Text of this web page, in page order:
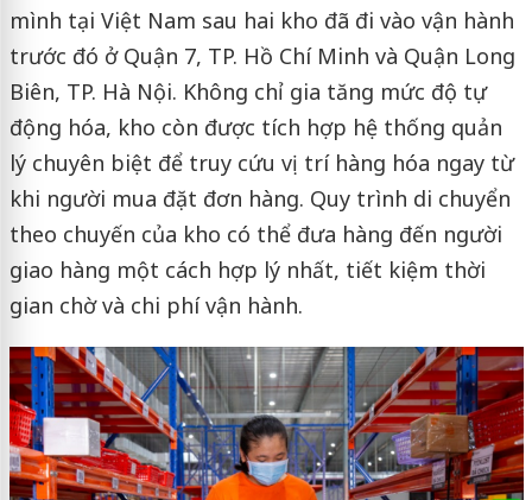
mình tại Việt Nam sau hai kho đã đi vào vận hành
trước đó ở Quận 7, TP. Hồ Chí Minh và Quận Long
Biên, TP. Hà Nội. Không chỉ gia tăng mức độ tự
động hóa, kho còn được tích hợp hệ thống quản
lý chuyên biệt để truy cứu vị trí hàng hóa ngay từ
khi người mua đặt đơn hàng. Quy trình di chuyển
theo chuyến của kho có thể đưa hàng đến người
giao hàng một cách hợp lý nhất, tiết kiệm thời
gian chờ và chi phí vận hành.